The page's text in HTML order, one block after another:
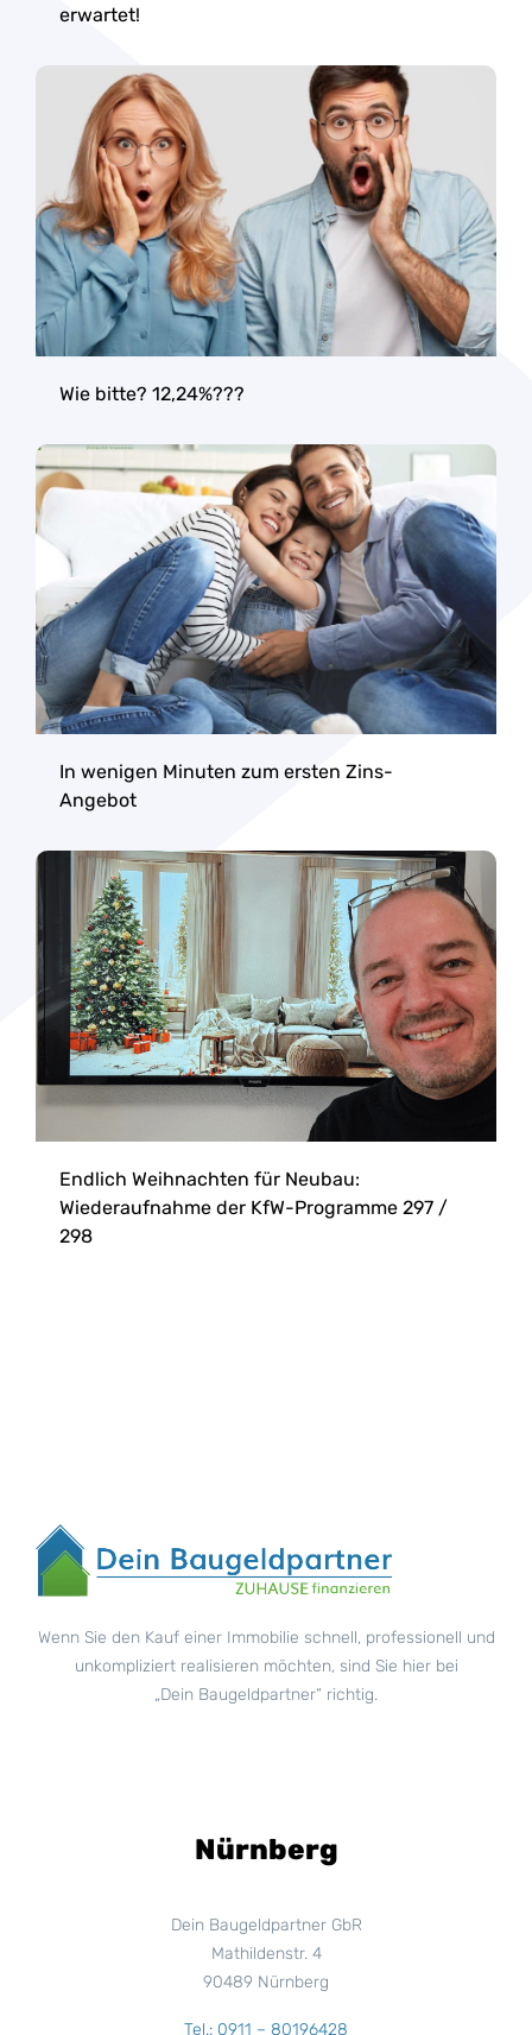
erwartet!
Wie bitte? 12,24%???
In wenigen Minuten zum ersten Zins-
Angebot
Endlich Weihnachten für Neubau:
Wiederaufnahme der KfW-Programme 297 /
298
Wenn Sie den Kauf einer Immobilie schnell, professionell und
unkompliziert realisieren möchten, sind Sie hier bei
„Dein Baugeldpartner“ richtig.
Nürnberg
Dein Baugeldpartner GbR
Mathildenstr. 4
90489 Nürnberg
Tel.: 0911 – 80196428